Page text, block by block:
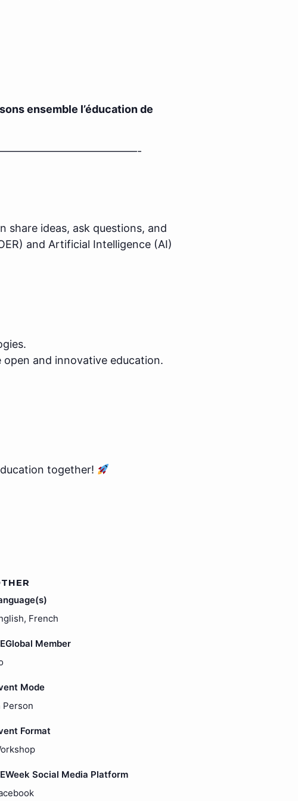
ensemble l’éducation de
share ideas, ask questions, and
and Artificial Intelligence (AI)
and innovative education.
together!
French
Member
Mode
Person
Format
Social Media Platform